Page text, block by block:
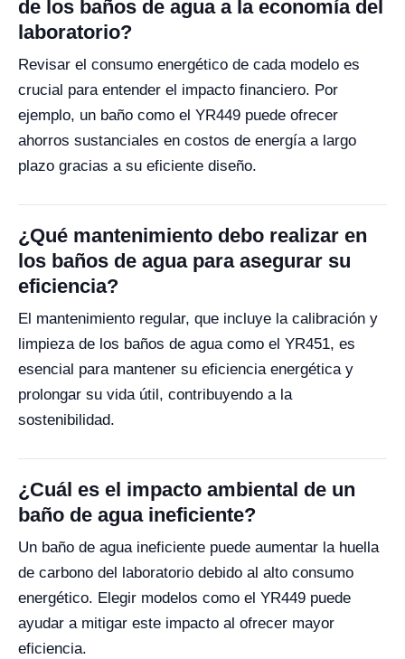
de los baños de agua a la economía del
laboratorio?
Revisar el consumo energético de cada modelo es
crucial para entender el impacto financiero. Por
ejemplo, un baño como el YR449 puede ofrecer
ahorros sustanciales en costos de energía a largo
plazo gracias a su eficiente diseño.
¿Qué mantenimiento debo realizar en
los baños de agua para asegurar su
eficiencia?
El mantenimiento regular, que incluye la calibración y
limpieza de los baños de agua como el YR451, es
esencial para mantener su eficiencia energética y
prolongar su vida útil, contribuyendo a la
sostenibilidad.
¿Cuál es el impacto ambiental de un
baño de agua ineficiente?
Un baño de agua ineficiente puede aumentar la huella
de carbono del laboratorio debido al alto consumo
energético. Elegir modelos como el YR449 puede
ayudar a mitigar este impacto al ofrecer mayor
eficiencia.